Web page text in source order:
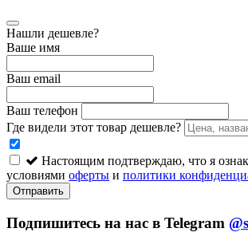
Нашли дешевле?
Ваше имя
Ваш email
Ваш телефон
Где видели этот товар дешевле?
Настоящим подтверждаю, что я
условиями оферты и политики
Отправить
Подпишитесь на нас в Telegram